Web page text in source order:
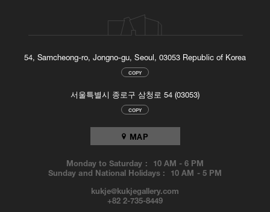
54, Samcheong-ro, Jongno-gu, Seoul, 03053 Republic of Korea
COPY
서울특별시 종로구 삼청로 54 (03053)
COPY
MAP
Monday to Saturday : 10 AM -6 PM
Sunday and National Holidays : 10 AM -5 PM
kukje@kukjegallery.com
+82 2-735-8449